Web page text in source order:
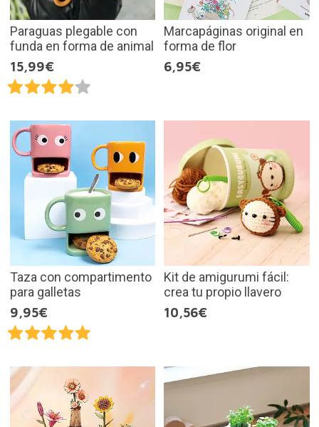
Paraguas plegable con
funda en forma de animal
15,99€
Marcapáginas original en
forma de flor
6,95€
Taza con compartimento
para galletas
9,95€
Kit de amigurumi fácil:
crea tu propio llavero
10,56€